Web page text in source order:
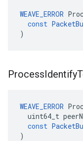
WEAVE_ERROR
const
)
ProcessIdentify
WEAVE_ERROR
uint64_t
const
)